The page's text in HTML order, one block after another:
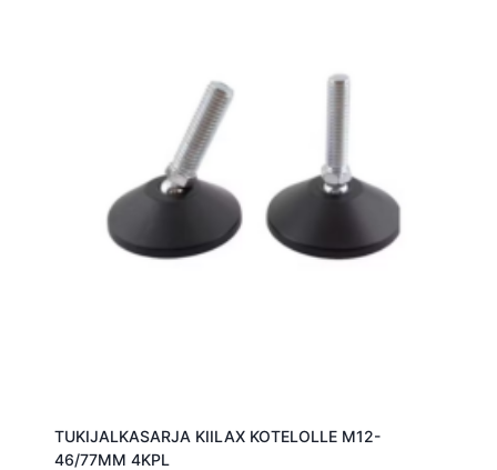
TUKIJALKASARJA KIILAX KOTELOLLE M12-
46/77MM 4KPL